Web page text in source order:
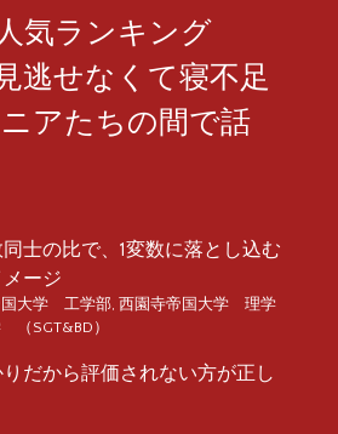
気ランキング
逃せなくて寝不足
アたちの間で話
士の比で、1変数に落とし込む
ージ
国大学 工学部, 西園寺帝国大学 理学
（SGT&BD）
だから評価されない方が正し